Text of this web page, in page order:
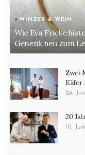
WINZER & WEIN
Wie Eva Fricke
Genetik neu zum
Zwei
Käfer
24.
20
16.